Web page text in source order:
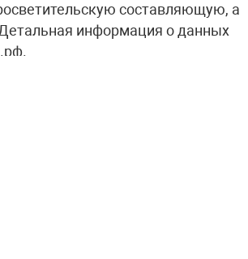
составляющую, а
информация о данных